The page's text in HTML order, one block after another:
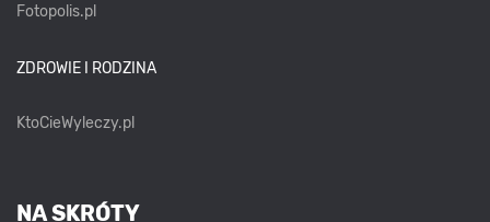
Fotopolis.pl
ZDROWIE I RODZINA
KtoCieWyleczy.pl
NA SKRÓTY